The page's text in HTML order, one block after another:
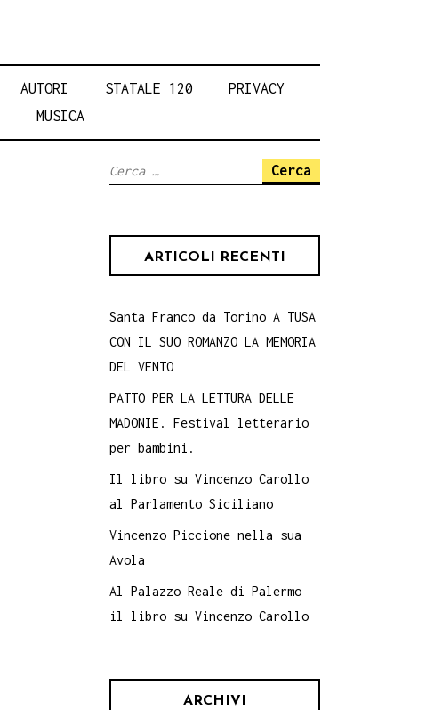
AUTORI STATALE 120
PRIVACY
MUSICA
Ricerca
ARTICOLI RECENTI
Santa Franco da Torino A TUSA
CON IL SUO ROMANZO LA MEMORIA
DEL VENTO
PATTO PER LA LETTURA DELLE
MADONIE. Festival letterario
per bambini.
Il libro su Vincenzo Carollo
al Parlamento Siciliano
Vincenzo Piccione nella sua
Avola
Al Palazzo Reale di Palermo
il libro su Vincenzo Carollo
ARCHIVI